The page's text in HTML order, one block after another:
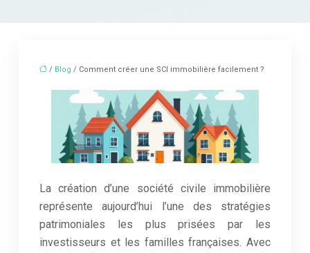
/ Blog / Comment créer une SCI immobilière facilement ?
La création d’une société civile immobilière
représente aujourd’hui l’une des stratégies
patrimoniales les plus prisées par les
investisseurs et les familles françaises. Avec